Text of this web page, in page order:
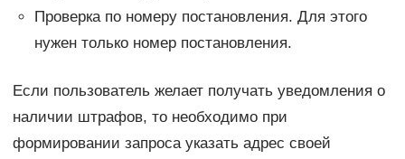
Проверка по номеру постановления. Для этого
нужен только номер постановления.
Если пользователь желает получать уведомления о
наличии штрафов, то необходимо при
формировании запроса указать адрес своей